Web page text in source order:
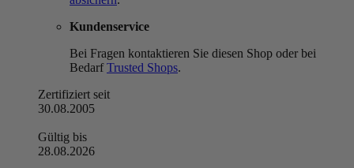
Kundenservice
Bei Fragen kontaktieren Sie diesen Shop oder bei
BedarfTrusted Shops.
Zertifiziert seit
30.08.2005
Gültig bis
28.08.2026